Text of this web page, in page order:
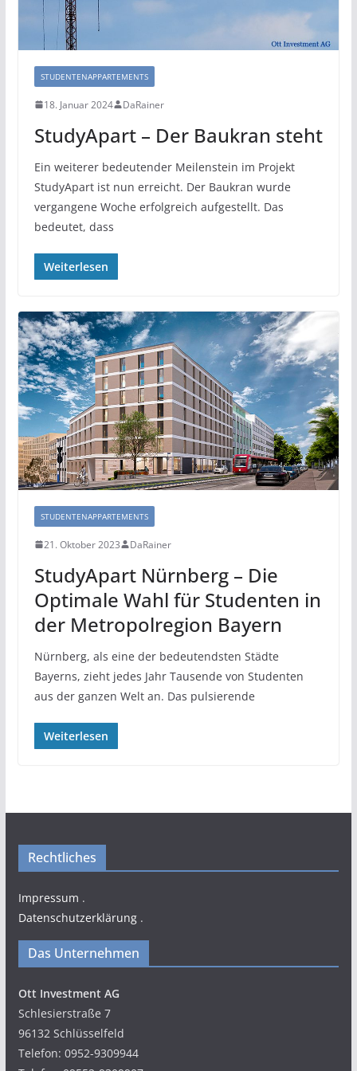
STUDENTENAPPARTEMENTS
18. Januar 2024 DaRainer
StudyApart – Der Baukran steht
Ein weiterer bedeutender Meilenstein im Projekt
StudyApart ist nun erreicht. Der Baukran wurde
vergangene Woche erfolgreich aufgestellt. Das
bedeutet, dass
Weiterlesen
STUDENTENAPPARTEMENTS
21. Oktober 2023 DaRainer
StudyApart Nürnberg – Die
Optimale Wahl für Studenten in
der Metropolregion Bayern
Nürnberg, als eine der bedeutendsten Städte
Bayerns, zieht jedes Jahr Tausende von Studenten
aus der ganzen Welt an. Das pulsierende
Weiterlesen
Rechtliches
Impressum .
Datenschutzerklärung.
Das Unternehmen
Ott Investment AG
Schlesierstraße 7
96132 Schlüsselfeld
Telefon: 0952-9309944